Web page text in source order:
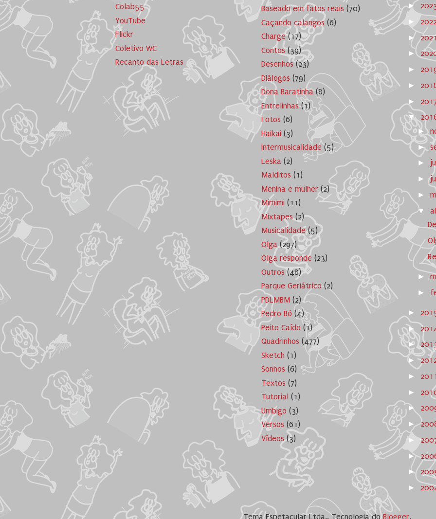
Colab55
YouTube
Flickr
Coletivo WC
Recanto das Letras
Baseado em fatos reais (70)
Caçando calangos (6)
Charge (17)
Contos (39)
Desenhos (23)
Diálogos (79)
Dona Baratinha (8)
Entrelinhas (1)
Fotos (6)
Haikai (3)
Intermusicalidade (5)
Leska (2)
Malditos (1)
Menina e mulher (2)
Mimimi (11)
Mixtapes (2)
Musicalidade (5)
Olga (297)
Olga responde (23)
Outros (48)
Parque Geriátrico (2)
PDLMBM (2)
Pedro Bó (4)
Peito Caído (1)
Quadrinhos (477)
Sketch (1)
Sonhos (6)
Textos (7)
Tutorial (1)
Umbigo (3)
Versos (61)
Vídeos (3)
►
►
►
►
►
►
►
▼
►
►
►
►
►
▼
►
►
►
►
►
►
►
►
►
►
►
►
►
►
Tema Espetacular Ltda.. Tecnologia doBlogger.